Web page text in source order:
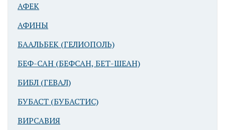
Гавань и
крепостная
АФЕК
АФИНЫ
БААЛЬБЕК (ГЕЛИОПОЛЬ)
БЕФ-САН (БЕФСАН, БЕТ-ШЕАН)
БИБЛ (ГЕВАЛ)
БУБАСТ (БУБАСТИС)
ВИРСАВИЯ